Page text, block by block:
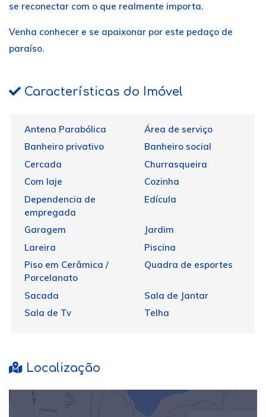
se reconectar com o que realmente importa.
Venha conhecer e se apaixonar por este pedaço de
paraíso.
Características do Imóvel
Antena Parabólica
Área de serviço
Banheiro privativo
Banheiro social
Cercada
Churrasqueira
Com laje
Cozinha
Dependencia de
empregada
Edícula
Garagem
Jardim
Lareira
Piscina
Piso em Cerâmica /
Porcelanato
Quadra de esportes
Sacada
Sala de Jantar
Sala de Tv
Telha
Localização